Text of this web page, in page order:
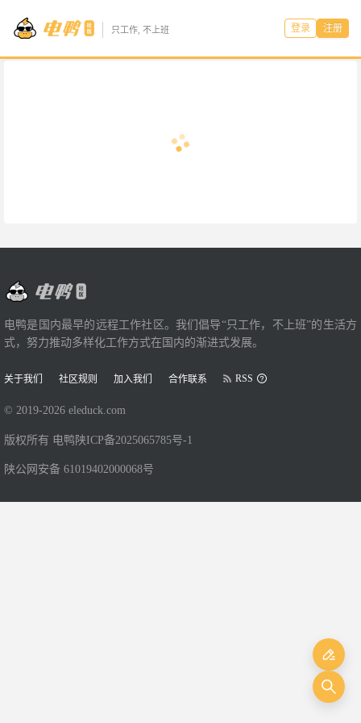
只工作, 不上班 登录 注册
电鸭是国内最早的远程工作社区。我们倡导“只工作，不上班”的生活方
式，努力推动多样化工作方式在国内的渐进式发展。
关于我们 社区规则 加入我们 合作联系 RSS
© 2019-2026 eleduck.com
版权所有 电鸭 陕ICP备2025065785号-1
陕公网安备 61019402000068号